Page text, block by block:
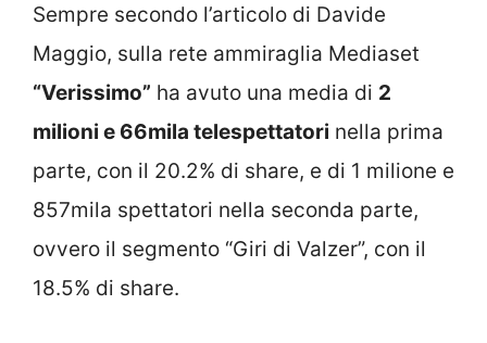
Sempre secondo l’articolo di Davide
Maggio, sulla rete ammiraglia Mediaset
“Verissimo” ha avuto una media di 2
milioni e 66mila telespettatori nella prima
parte, con il 20.2% di share, e di 1 milione e
857mila spettatori nella seconda parte,
ovvero il segmento “Giri di Valzer”, con il
18.5% di share.